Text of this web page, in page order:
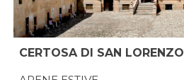
CERTOSA DI SAN LORENZO